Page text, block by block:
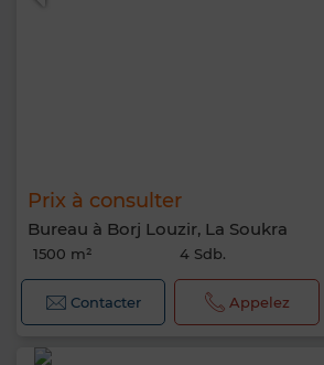
Prix à consulter
Bureau à Borj Louzir, La Soukra
1500 m² 4 Sdb.
Contacter Appelez